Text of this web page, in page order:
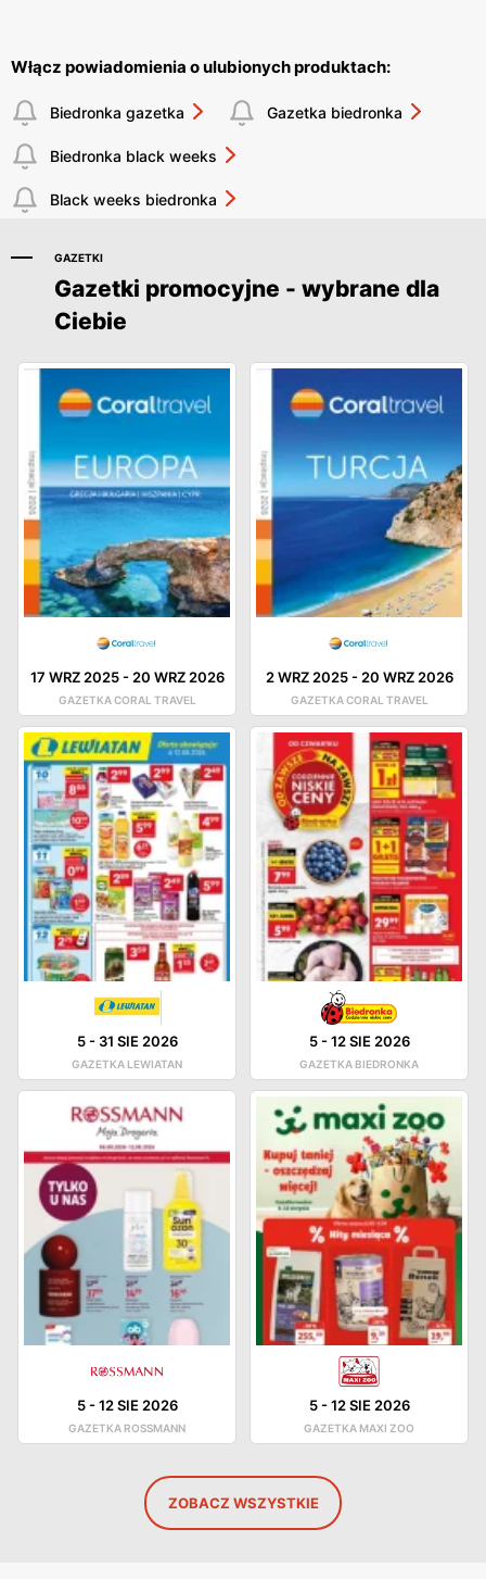
Włącz powiadomienia o ulubionych produktach:
Biedronka gazetka Gazetka biedronka
Biedronka black weeks
Black weeks biedronka
GAZETKI
Gazetki promocyjne - wybrane dla
Ciebie
17 WRZ 2025- 20 WRZ 2026
GAZETKA CORAL TRAVEL
2 WRZ 2025- 20 WRZ 2026
GAZETKA CORAL TRAVEL
5- 31 SIE 2026
GAZETKA LEWIATAN
5-12 SIE 2026
GAZETKA BIEDRONKA
5-12 SIE 2026
GAZETKA ROSSMANN
5-12 SIE 2026
GAZETKA MAXI ZOO
ZOBACZ WSZYSTKIE